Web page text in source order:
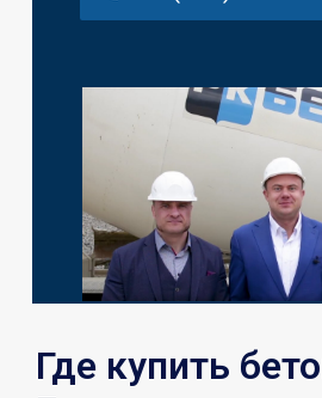
Где купить